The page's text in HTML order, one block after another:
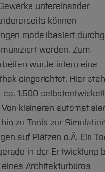
untereinander
können
modellbasiert
werden. Zum
wurde intern eine
eingerichtet. Hier
ca. 1.500
kleineren
zu Tools zur
auf Plätzen o.Ä. Ein
in der Entwicklung
Architekturbüros